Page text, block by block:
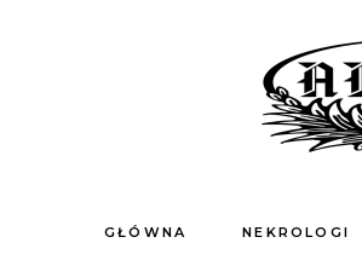
GŁÓWNA NEKROLOGI